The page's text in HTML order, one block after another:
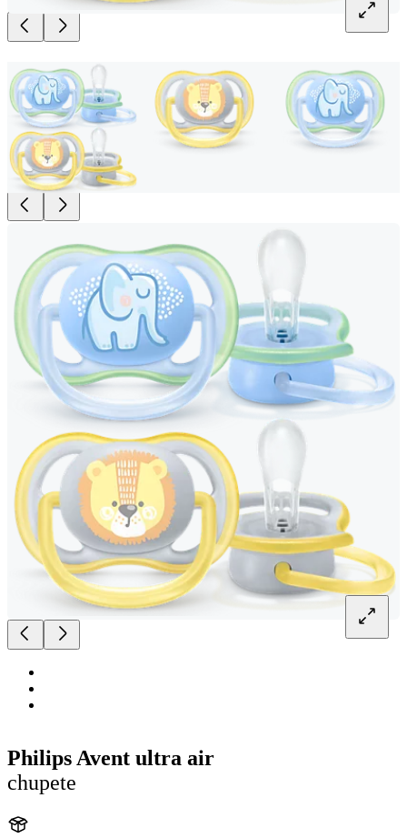
Philips Avent ultra air
chupete